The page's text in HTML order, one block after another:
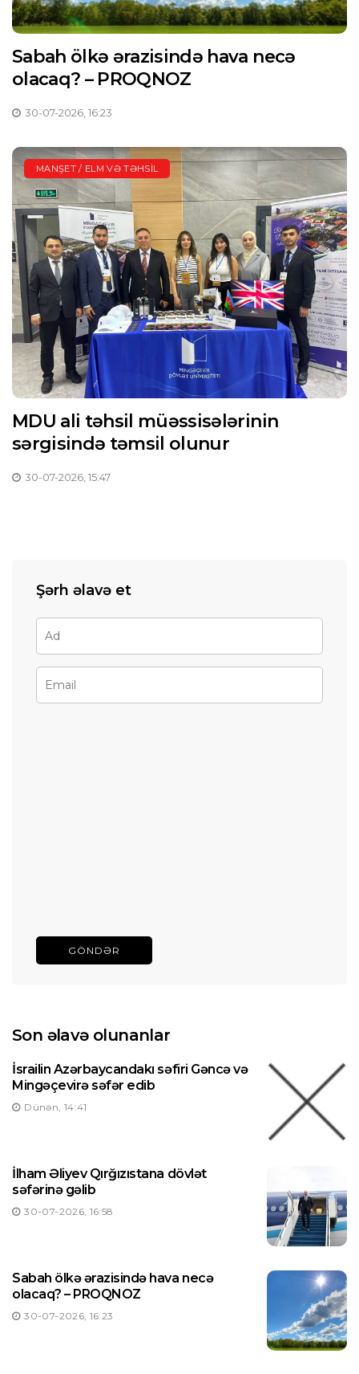
Sabah ölkə ərazisində hava necə
olacaq? – PROQNOZ
30-07-2026, 16:23
MANŞET / ELM VƏ TƏHSIL
MDU ali təhsil müəssisələrinin
sərgisində təmsil olunur
30-07-2026, 15:47
Şərh əlavə et
GÖNDƏR
Son əlavə olunanlar
İsrailin Azərbaycandakı səfiri Gəncə və
Mingəçevirə səfər edib
Dünən, 14:41
İlham Əliyev Qırğızıstana dövlət
səfərinə gəlib
30-07-2026, 16:58
Sabah ölkə ərazisində hava necə
olacaq? – PROQNOZ
30-07-2026, 16:23